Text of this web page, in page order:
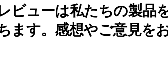
ビューは私たちの製品
ます。感想やご意見を